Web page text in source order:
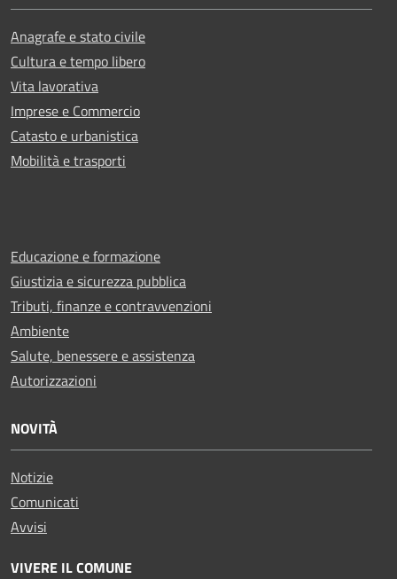
Anagrafe e stato civile
Cultura e tempo libero
Vita lavorativa
Imprese e Commercio
Catasto e urbanistica
Mobilità e trasporti
Educazione e formazione
Giustizia e sicurezza pubblica
Tributi, finanze e contravvenzioni
Ambiente
Salute, benessere e assistenza
Autorizzazioni
NOVITÀ
Notizie
Comunicati
Avvisi
VIVERE IL COMUNE